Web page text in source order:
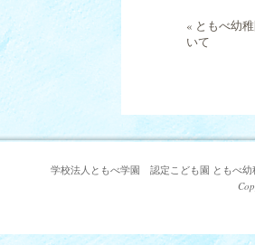
« ともべ幼
いて
学校法人ともべ学園 認定こども園 ともべ